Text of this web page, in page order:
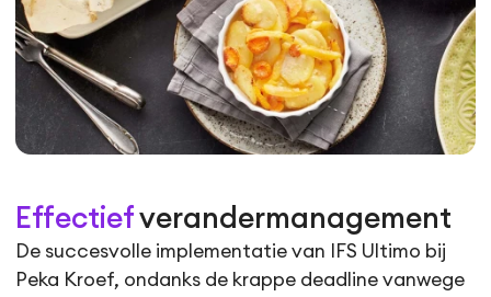
Effectiefverandermanagement
De succesvolle implementatie van IFS Ultimo bij
Peka Kroef, ondanks de krappe deadline vanwege